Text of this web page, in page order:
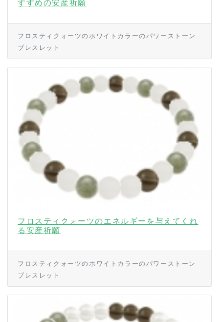
すすめの安産祈願
フロスティクォーツのホワイトカラーのパワーストーン
ブレスレット
フロスティクォーツのエネルギーを与えてくれ
る安産祈願
フロスティクォーツのホワイトカラーのパワーストーン
ブレスレット